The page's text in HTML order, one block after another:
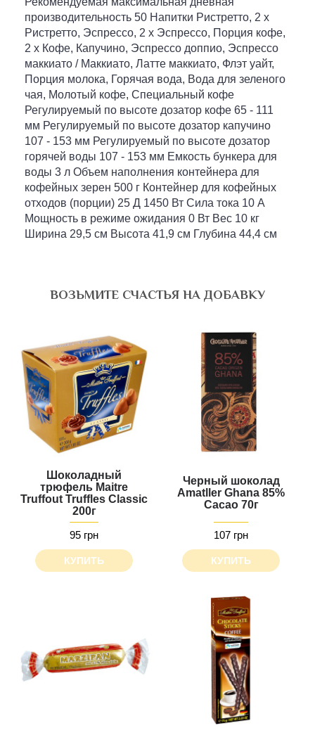
производительность 50 Напитки Ристретто, 2 x
Ристретто, Эспрессо, 2 x Эспрессо, Порция кофе,
2 x Кофе, Капучино, Эспрессо доппио, Эспрессо
маккиато / Маккиато, Латте маккиато, Флэт уайт,
Порция молока, Горячая вода, Вода для зеленого
чая, Молотый кофе, Специальный кофе
Регулируемый по высоте дозатор кофе 65 - 111
мм Регулируемый по высоте дозатор капучино
107 - 153 мм Регулируемый по высоте дозатор
горячей воды 107 - 153 мм Емкость бункера для
воды 3 л Объем наполнения контейнера для
кофейных зерен 500 г Контейнер для кофейных
отходов (порции) 25 Д 1450 Вт Сила тока 10 А
Мощность в режиме ожидания 0 Вт Вес 10 кг
Ширина 29,5 см Высота 41,9 см Глубина 44,4 см
ВОЗЬМИТЕ СЧАСТЬЯ НА ДОБАВКУ
Шоколадный
трюфель Maitre
Truffout Truffles Classic
200г
95 грн
КУПИТЬ
Черный шоколад
Amatller Ghana 85%
Cacao 70г
107 грн
КУПИТЬ